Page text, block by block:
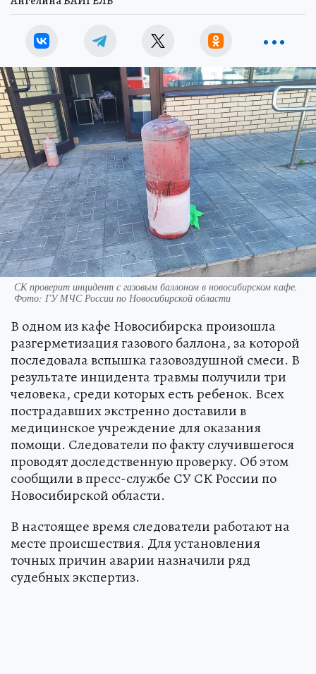
СК проверит инцидент с газовым баллоном в новосибирском кафе.
Фото: ГУ МЧС России по Новосибирской области
В одном из кафе Новосибирска произошла
разгерметизация газового баллона, за которой
последовала вспышка газовоздушной смеси. В
результате инцидента травмы получили три
человека, среди которых есть ребенок. Всех
пострадавших экстренно доставили в
медицинское учреждение для оказания
помощи. Следователи по факту случившегося
проводят доследственную проверку. Об этом
сообщили в пресс-службе СУ СК России по
Новосибирской области.
В настоящее время следователи работают на
месте происшествия. Для установления
точных причин аварии назначили ряд
судебных экспертиз.